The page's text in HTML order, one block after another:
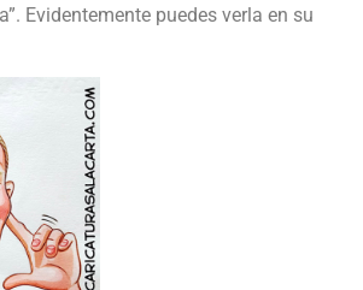
Evidentemente puedes verla en su